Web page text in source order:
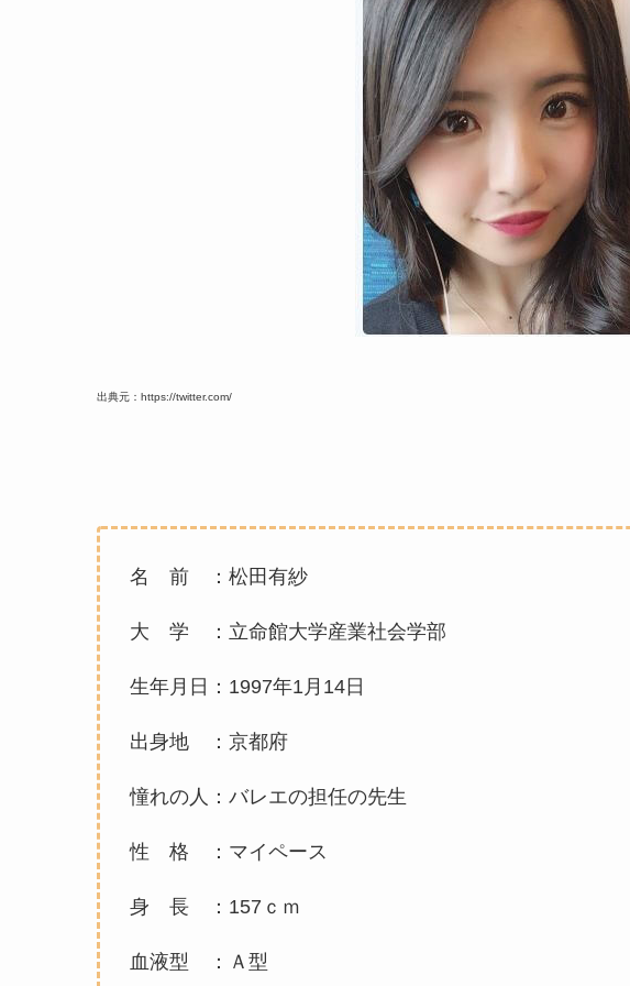
出典元：https://twitter.com/
名 前 ：松田有紗
大 学 ：立命館大学産業社会学部
生年月日：1997年1月14日
出身地 ：京都府
憧れの人：バレエの担任の先生
性 格 ：マイペース
身 長 ：157ｃｍ
血液型 ：Ａ型